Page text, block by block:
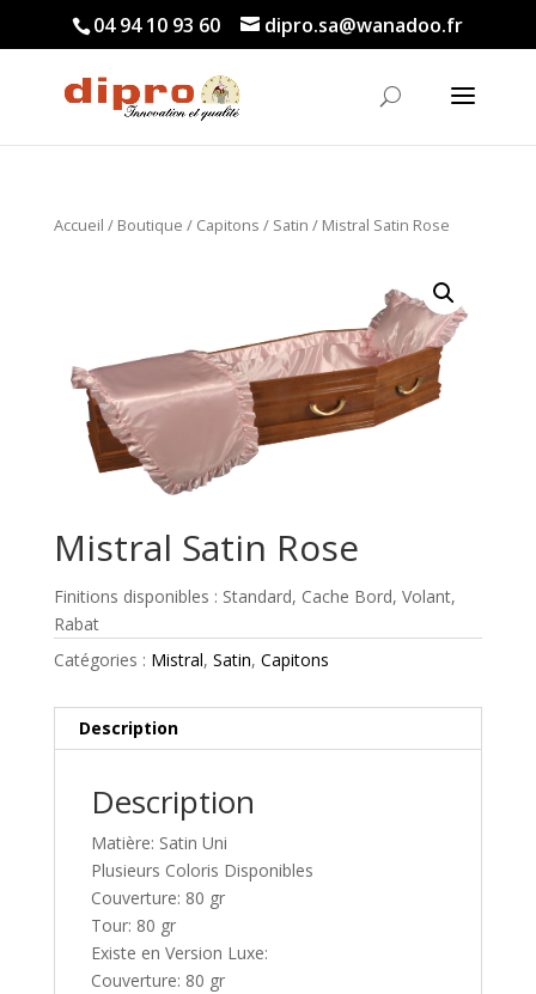
04 94 10 93 60 dipro.sa@wanadoo.fr
Accueil / Boutique / Capitons / Satin / Mistral Satin Rose
Mistral Satin Rose
Finitions disponibles : Standard, Cache Bord, Volant,
Rabat
Catégories : Mistral, Satin, Capitons
Description
Description
Matière: Satin Uni
Plusieurs Coloris Disponibles
Couverture: 80 gr
Tour: 80 gr
Existe en Version Luxe:
Couverture: 80 gr